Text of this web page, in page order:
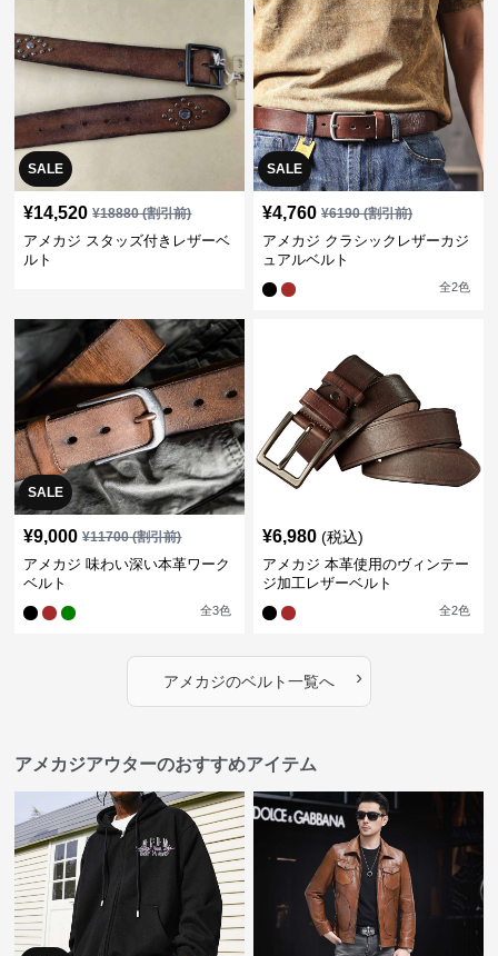
SALE
¥14,520 ¥18880(割引前)
アメカジ スタッズ付きレザーベ
ルト
SALE
¥4,760 ¥6190(割引前)
アメカジ クラシックレザーカジ
ュアルベルト
全2色
SALE
¥9,000 ¥11700(割引前)
アメカジ 味わい深い本革ワーク
ベルト
全3色
¥6,980 (税込)
アメカジ 本革使用のヴィンテー
ジ加工レザーベルト
全2色
アメカジのベルト一覧へ ›
アメカジアウターのおすすめアイテム